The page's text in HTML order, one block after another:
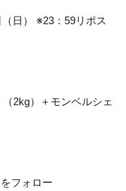
日） ※23：59リポス
2kg）＋モンベルシェ
フォロー